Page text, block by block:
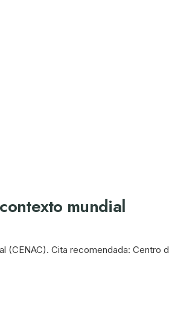
mundial
Cita recomendada: Centro